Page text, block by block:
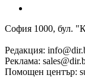
София 1000, бул.
Редакция:
Реклама:
Помощен център: